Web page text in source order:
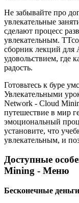
Не забывайте про
увлекательные
сделают процесс
увлекательным.
сборник лекций для
удовольствием, где
радость.
Готовьтесь к буре
Увлекательными
Network - Cloud
путешествие в мир
эмоциональный
установите, что
увлекательным, и
Доступные
Mining - Меню
Бесконечные деньги